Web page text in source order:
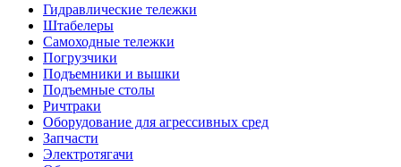
Гидравлические тележки
Штабелеры
Самоходные тележки
Погрузчики
Подъемники и вышки
Подъемные столы
Ричтраки
Оборудование для агрессивных сред
Запчасти
Электротягачи